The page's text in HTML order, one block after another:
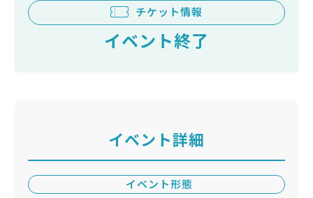
チケット情報
イベント終了
イベント詳細
イベント形態